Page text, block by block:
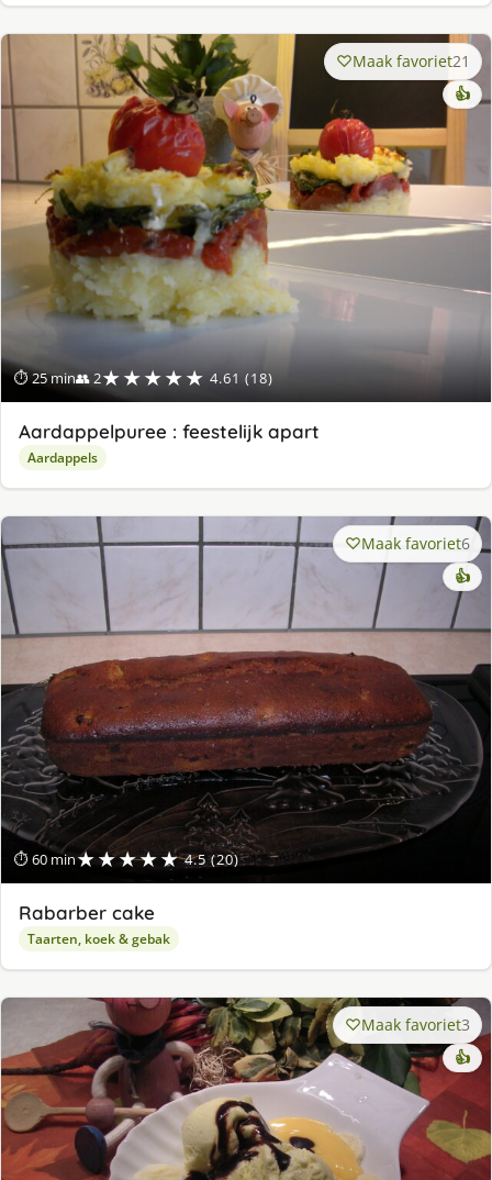
⏱ 25 min👥 2★★★★★ 4.61 (18)
Maak favoriet21
👍
Aardappelpuree : feestelijk apart
Aardappels
⏱ 60 min★★★★★ 4.5 (20)
Maak favoriet6
👍
Rabarber cake
Taarten, koek & gebak
Maak favoriet3
👍